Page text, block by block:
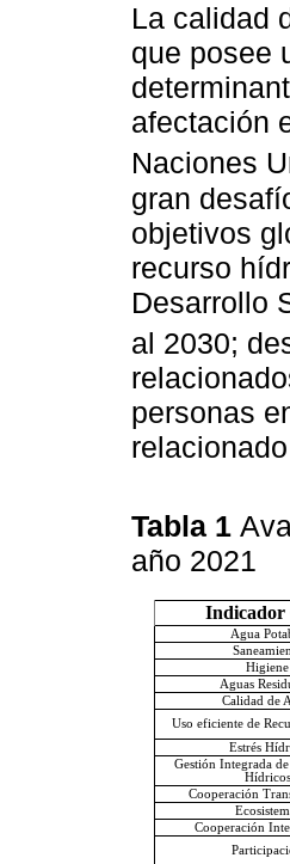
La calidad
que posee
afectación
Naciones
gran
objetivos
recurso
Desarrollo
al 2030;
personas
Tabla 1
año 2021
Indicador
Agua
Higiene
Aguas
Calidad de
Uso eficiente de
Estrés
Gestión Integrada
Hídricos
Cooperación
Cooperación